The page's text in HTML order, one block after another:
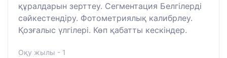
құралдарын зерттеу. Сегментация Белгілерді
сәйкестендіру. Фотометриялық калибрлеу.
Қозғалыс үлгілері. Көп қабатты кескіндер.
Оқу жылы - 1